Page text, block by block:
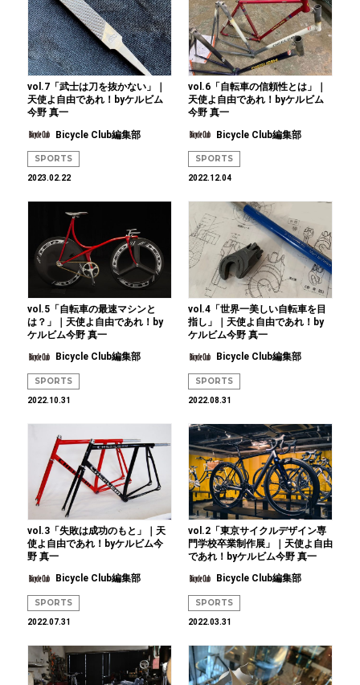
vol.7「武士は刀を抜かない」｜
天使よ自由であれ！byケルビム
今野 真一
Bicycle Club編集部
SPORTS
2023.02.22
vol.6「自転車の信頼性とは」｜
天使よ自由であれ！byケルビム
今野 真一
Bicycle Club編集部
SPORTS
2022.12.04
vol.5「自転車の最速マシンと
は？」｜天使よ自由であれ！by
ケルビム今野 真一
Bicycle Club編集部
SPORTS
2022.10.31
vol.4「世界一美しい自転車を目
指し」｜天使よ自由であれ！by
ケルビム今野 真一
Bicycle Club編集部
SPORTS
2022.08.31
vol.3「失敗は成功のもと」｜天
使よ自由であれ！byケルビム今
野 真一
Bicycle Club編集部
SPORTS
2022.07.31
vol.2「東京サイクルデザイン専
門学校卒業制作展」｜天使よ自由
であれ！byケルビム今野 真一
Bicycle Club編集部
SPORTS
2022.03.31